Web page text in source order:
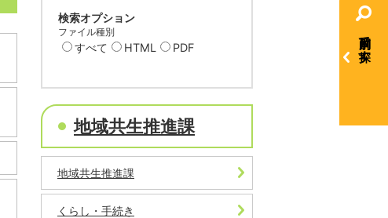
目的別で探す
検索オプション
ファイル種別
すべて HTML PDF
地域共生推進課
地域共生推進課
くらし・手続き